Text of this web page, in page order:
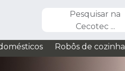
Pesquisar na
Cecotec ...
Robôs de cozinha